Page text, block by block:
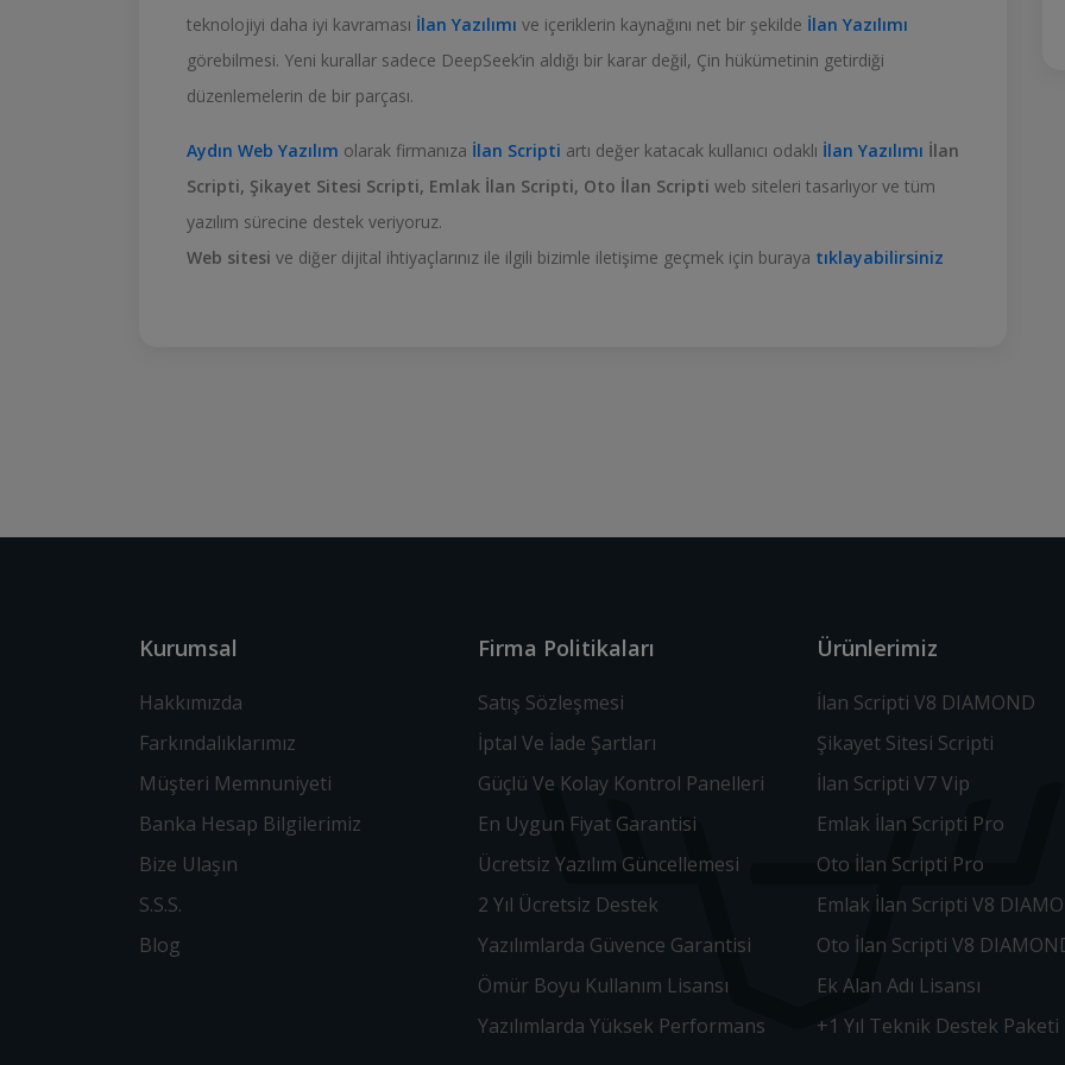
teknolojiyi daha iyi kavraması İlan Yazılımı ve içeriklerin kaynağını net bir şekilde İlan Yazılımı
görebilmesi. Yeni kurallar sadece DeepSeek’in aldığı bir karar değil, Çin hükümetinin getirdiği
düzenlemelerin de bir parçası.
Aydın Web Yazılım olarak firmanıza İlan Scripti artı değer katacak kullanıcı odaklı İlan Yazılımı İlan
Scripti, Şikayet Sitesi Scripti, Emlak İlan Scripti, Oto İlan Scripti web siteleri tasarlıyor ve tüm
yazılım sürecine destek veriyoruz.
Web sitesi ve diğer dijital ihtiyaçlarınız ile ilgili bizimle iletişime geçmek için buraya tıklayabilirsiniz
Kurumsal
Hakkımızda
Farkındalıklarımız
Müşteri Memnuniyeti
Banka Hesap Bilgilerimiz
Bize Ulaşın
S.S.S.
Blog
Firma Politikaları
Satış Sözleşmesi
İptal Ve İade Şartları
Güçlü Ve Kolay Kontrol Panelleri
En Uygun Fiyat Garantisi
Ücretsiz Yazılım Güncellemesi
2 Yıl Ücretsiz Destek
Yazılımlarda Güvence Garantisi
Ömür Boyu Kullanım Lisansı
Yazılımlarda Yüksek Performans
Ürünlerimiz
İlan Scripti V8 DIAMOND
Şikayet Sitesi Scripti
İlan Scripti V7 Vip
Emlak İlan Scripti Pro
Oto İlan Scripti Pro
Emlak İlan Scripti V8
Oto İlan Scripti V8
Ek Alan Adı Lisansı
+1 Yıl Teknik Destek Paketi